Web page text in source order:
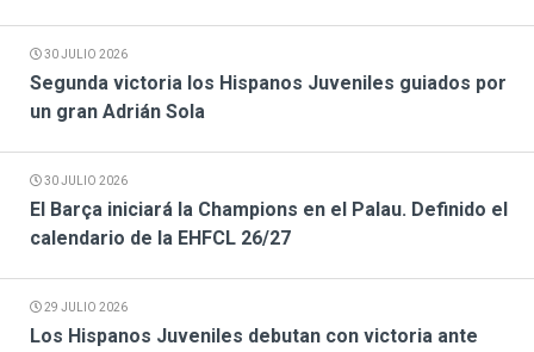
30 JULIO 2026
Segunda victoria los Hispanos Juveniles guiados por
un gran Adrián Sola
30 JULIO 2026
El Barça iniciará la Champions en el Palau. Definido el
calendario de la EHFCL 26/27
29 JULIO 2026
Los Hispanos Juveniles debutan con victoria ante